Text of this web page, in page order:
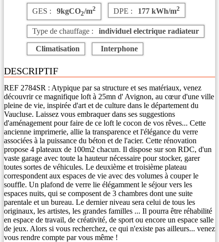
GES : 9kgCO2/m2 DPE : 177 kWh/m2
Type de chauffage : individuel electrique radiateur
Climatisation Interphone
DESCRIPTIF
REF 2784SR : Atypique par sa structure et ses matériaux, venez
découvrir ce magnifique loft à 25mn d' Avignon, au cœur d'une ville
pleine de vie, inspirée d'art et de culture dans le département du
Vaucluse. Laissez vous embraquer dans ses suggestions
d'aménagement pour faire de ce loft le cocon de vos rêves... Cette
ancienne imprimerie, allie la transparence et l'élégance du verre
associées à la puissance du béton et de l'acier. Cette rénovation
propose 4 plateaux de 100m2 chacun. Il dispose sur son RDC, d'un
vaste garage avec toute la hauteur nécessaire pour stocker, garer
toutes sortes de véhicules. Le deuxième et troisième plateau
correspondent aux espaces de vie avec des volumes à couper le
souffle. Un plafond de verre lie élégamment le séjour vers les
espaces nuits, qui se composent de 3 chambres dont une suite
parentale et un bureau. Le dernier niveau sera celui de tous les
originaux, les artistes, les grandes familles ... Il pourra être réhabilité
en espace de travail, de créativité, de sport ou encore un espace salle
de jeux. Alors si vous recherchez, ce qui n'existe pas ailleurs... venez
vous rendre compte par vous même !